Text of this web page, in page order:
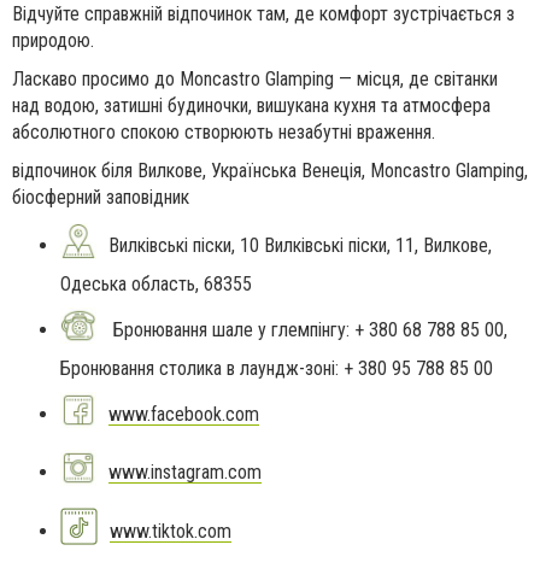
Відчуйте справжній відпочинок там, де комфорт зустрічається з
природою.
Ласкаво просимо до Moncastro Glamping — місця, де світанки
над водою, затишні будиночки, вишукана кухня та атмосфера
абсолютного спокою створюють незабутні враження.
відпочинок біля Вилкове, Українська Венеція, Moncastro Glamping,
біосферний заповідник
Вилківські піски, 10 Вилківські піски, 11, Вилкове,
Одеська область, 68355
Бронювання шале у глемпінгу: + 380 68 788 85 00,
Бронювання столика в лаундж-зоні: + 380 95 788 85 00
www.facebook.com
www.instagram.com
www.tiktok.com